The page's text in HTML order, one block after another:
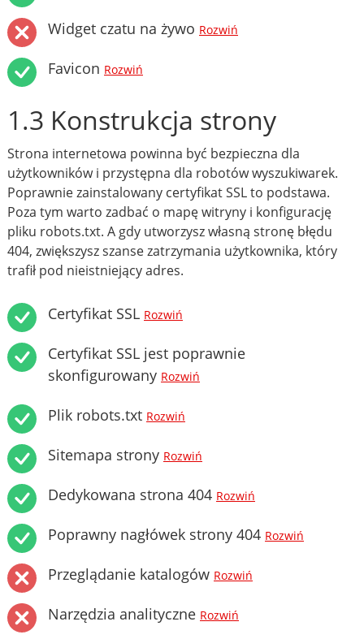
Widget czatu na żywo Rozwiń
Favicon Rozwiń
1.3 Konstrukcja strony
Strona internetowa powinna być bezpieczna dla
użytkowników i przystępna dla robotów wyszukiwarek.
Poprawnie zainstalowany certyfikat SSL to podstawa.
Poza tym warto zadbać o mapę witryny i konfigurację
pliku robots.txt. A gdy utworzysz własną stronę błędu
404, zwiększysz szanse zatrzymania użytkownika, który
trafił pod nieistniejący adres.
Certyfikat SSL Rozwiń
Certyfikat SSL jest poprawnie
skonfigurowany Rozwiń
Plik robots.txt Rozwiń
Sitemapa strony Rozwiń
Dedykowana strona 404 Rozwiń
Poprawny nagłówek strony 404 Rozwiń
Przeglądanie katalogów Rozwiń
Narzędzia analityczne Rozwiń